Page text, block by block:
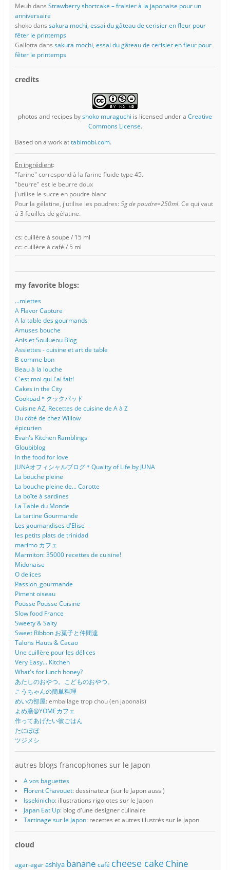
Meuhdans Strawberry shortcake – fraisier à la japonaise pour un
anniversaire
shokodans sakura mochi, essai du gâteau de cerisier en fleur pour
fêter le printemps
Gallotta dans sakura mochi, essai du gâteau de cerisier en fleur pour
fêter le printemps
credits
photos and recipes byshoko muraguchi is licensed under a Creative
Commons License.
Based on a work attabimobi.com.
En ingrédient:
"farine" correspond à la farine fluide type 45.
"beurre" est le beurre doux
J'utilise le sucre en poudre blanc
Pour la gélatine, j'utilise les poudres: 5g de poudre=250ml. Ce qui vaut
à 3 feuilles de gélatine.
cs: cuillère à soupe / 15 ml
cc: cuillère à café / 5 ml
my favorite blogs:
...miettes
A Flavor Capture
A la table des gourmands
Amuses bouche
Anis et Soulueou Blog
Assiettes - cuisine et art de table
B comme bon
Beau à la louche
C'est moi qui l'ai fait!
Cakes in the City
Cookpad＊クックパッド
Cuisine AZ, Recettes de cuisine de A à Z
Du côté de chez Willow
épicurien
Evan's Kitchen Ramblings
Gloubiblog
In the food for love
JUNAオフィシャルブログ＊Quality of Life by JUNA
La bouche pleine
La bouche pleine de... Carotte
La boîte à sardines
La Table du Monde
La tartine Gourmande
Les goumandises d'Elise
les petits plats de trinidad
marimo カフェ
Marmiton: 35000 recettes de cuisine!
Midonaise
O delices
Passion_gourmande
Piment oiseau
Pousse Pousse Cuisine
Slow food France
Sweety & Salty
Sweet Ribbon お菓子と仲間達
Talons Hauts & Cacao
Une cuillère pour les délices
Very Easy... Kitchen
What's for lunch honey?
あたしのおやつ。こどものおやつ。
こうちゃんの簡単料理
めいの部屋: emballage trop chou (en japonais)
よめ膳@YOMEカフェ
作ってあげたい彼ごはん
たにぽぽ
ツジメシ
autres blogs francophones sur le Japon
A vos baguettes
Florent Chavouet: dessinateur (sur le Japon aussi)
Issekinicho: illustrations rigolotes sur le Japon
Japan Eat Up: blog d'une designer culinaire
Tartinage sur le Japon: recettes et autres illustrés sur le Japon
cloud
agar-agar ashiya banane café cheese cakeChine